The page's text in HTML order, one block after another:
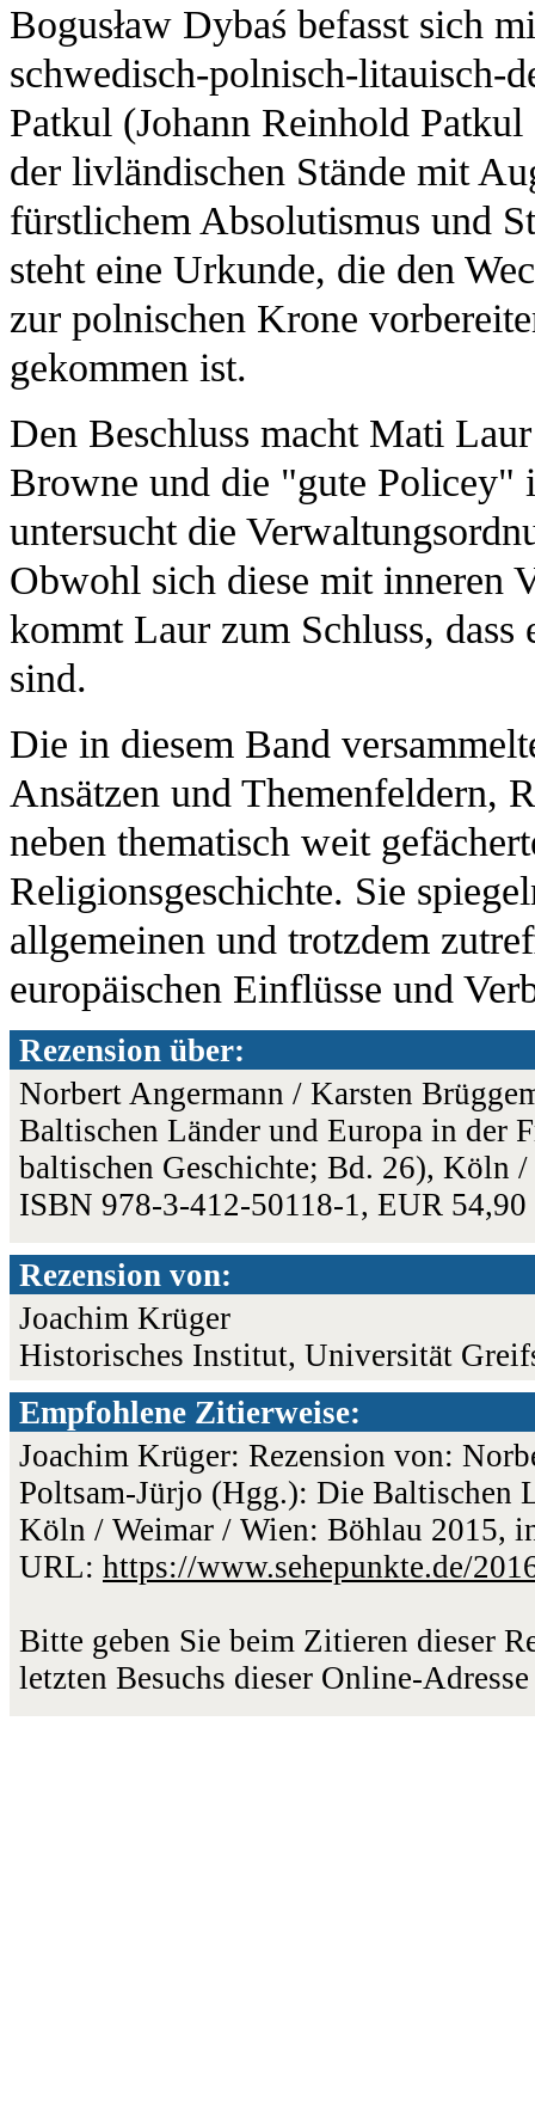
Bogusław Dybaś befasst sich
schwedisch-polnisch-litauisch-
Patkul (Johann Reinhold
der livländischen Stände mit
fürstlichem Absolutismus und
steht eine Urkunde, die den
zur polnischen Krone
gekommen ist.
Den Beschluss macht Mati
Browne und die "gute Policey"
untersucht die
Obwohl sich diese mit inneren
kommt Laur zum Schluss, dass
sind.
Die in diesem Band
Ansätzen und Themenfeldern,
neben thematisch weit
Religionsgeschichte. Sie
allgemeinen und trotzdem
europäischen Einflüsse und
Rezension über:
Norbert Angermann / Karsten
Baltischen Länder und Europa in der
baltischen Geschichte; Bd. 26), Köln
ISBN 978-3-412-50118-1, EUR 54,90
Rezension von:
Joachim Krüger
Historisches Institut, Universität
Empfohlene Zitierweise:
Joachim Krüger: Rezension von:
Poltsam-Jürjo (Hgg.): Die Baltischen
Köln / Weimar / Wien: Böhlau 2015,
URL: https://www.sehepunkte.de/
Bitte geben Sie beim Zitieren dieser
letzten Besuchs dieser Online-Adresse